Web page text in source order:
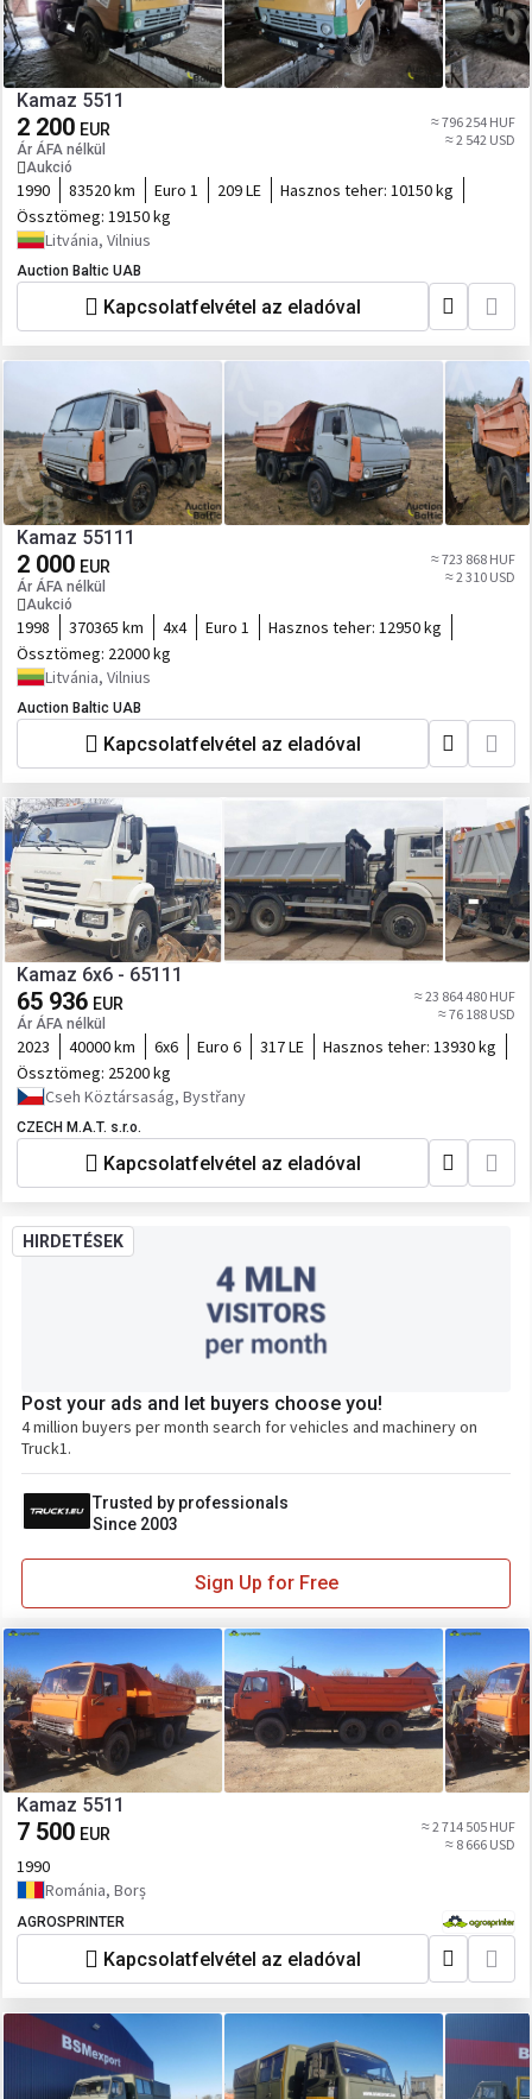
Kamaz 5511
2 200 EUR
Ár ÁFA nélkül
Aukció
≈ 796 254 HUF
≈ 2 542 USD
1990 83520 km Euro 1 209 LE Hasznos teher: 10150 kg
Össztömeg: 19150 kg
Litvánia, Vilnius
Auction Baltic UAB
Kapcsolatfelvétel az eladóval
Kamaz 55111
2 000 EUR
Ár ÁFA nélkül
Aukció
≈ 723 868 HUF
≈ 2 310 USD
1998 370365 km 4x4 Euro 1 Hasznos teher: 12950 kg
Össztömeg: 22000 kg
Litvánia, Vilnius
Auction Baltic UAB
Kapcsolatfelvétel az eladóval
Kamaz 6x6 - 65111
65 936 EUR
Ár ÁFA nélkül
≈ 23 864 480 HUF
≈ 76 188 USD
2023 40000 km 6x6 Euro 6 317 LE Hasznos teher: 13930 kg
Össztömeg: 25200 kg
Cseh Köztársaság, Bystřany
CZECH M.A.T. s.r.o.
Kapcsolatfelvétel az eladóval
HIRDETÉSEK
Post your ads and let buyers choose you!
4 million buyers per month search for vehicles and machinery on
Truck1.
Trusted by professionals
Since 2003
Sign Up for Free
Kamaz 5511
7 500 EUR
≈ 2 714 505 HUF
≈ 8 666 USD
1990
Románia, Borș
AGROSPRINTER
Kapcsolatfelvétel az eladóval